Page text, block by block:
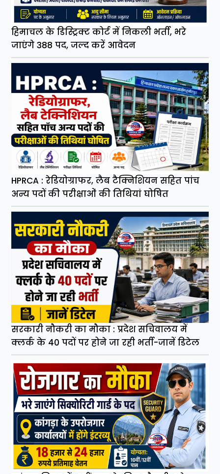
हिमाचल के डिस्ट्रिक्ट कोर्ट में निकली भर्ती, भरे
जाएंगे 388 पद, जल्द करें आवेदन
HPRCA : रेडियोग्राफर, लैब टैक्निशियन सहित पांच
अन्य पदों की परीक्षाओं की तिथियां घोषित
सरकारी नौकरी का मौका : प्रदेश सचिवालय में
क्लर्क के 40 पदों पर होने जा रही भर्ती-जानें डिटेल